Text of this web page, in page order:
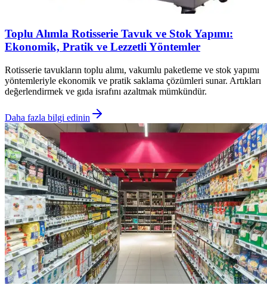
Toplu Alımla Rotisserie Tavuk ve Stok Yapımı:
Ekonomik, Pratik ve Lezzetli Yöntemler
Rotisserie tavukların toplu alımı, vakumlu paketleme ve stok yapımı
yöntemleriyle ekonomik ve pratik saklama çözümleri sunar. Artıkları
değerlendirmek ve gıda israfını azaltmak mümkündür.
Daha fazla bilgi edinin